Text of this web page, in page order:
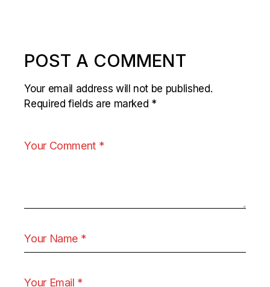
POST A COMMENT
Your email address will not be published.
Required fields are marked *